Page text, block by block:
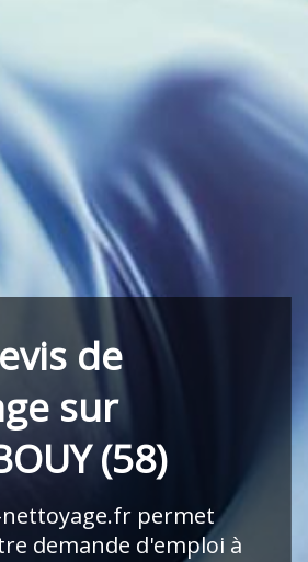
de
sur
(58)
permet
demande d'emploi à